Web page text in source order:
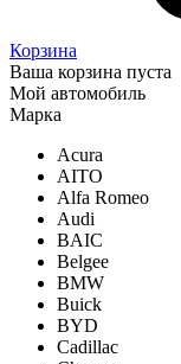
Корзина
Ваша корзина пуста
Мой автомобиль
Марка
Acura
AITO
Alfa Romeo
Audi
BAIC
Belgee
BMW
Buick
BYD
Cadillac